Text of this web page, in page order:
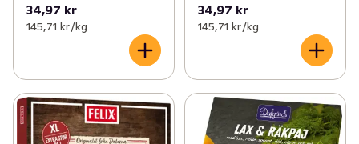
34,97 kr
145,71 kr /kg
34,97 kr
145,71 kr /kg